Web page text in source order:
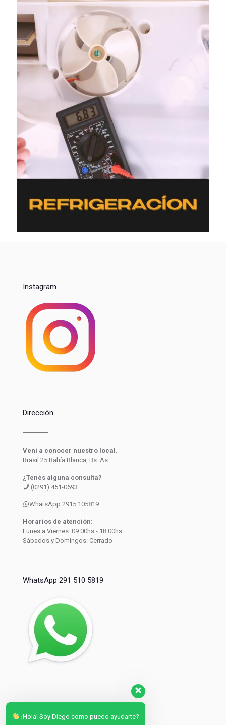
Instagram
Dirección
Vení a conocer nuestro local.
Brasil 25 Bahía Blanca, Bs. As.
¿Tenés alguna consulta?
(0291) 451-0693
WhatsApp 2915 105819
Horarios de atención:
Lunes a Viernes: 09:00hs - 18:00hs
Sábados y Domingos: Cerrado
WhatsApp 291 510 5819
¡Hola! Soy Diego como puedo ayudarte?